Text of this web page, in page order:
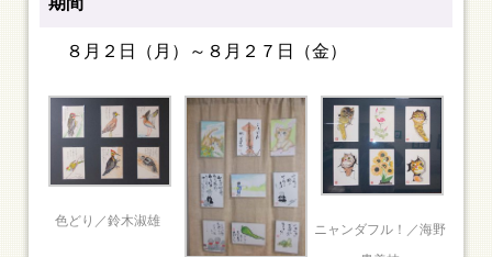
８月２日（月）～８月２７日（金）
色どり／鈴木淑雄
ニャンダフル！／海野